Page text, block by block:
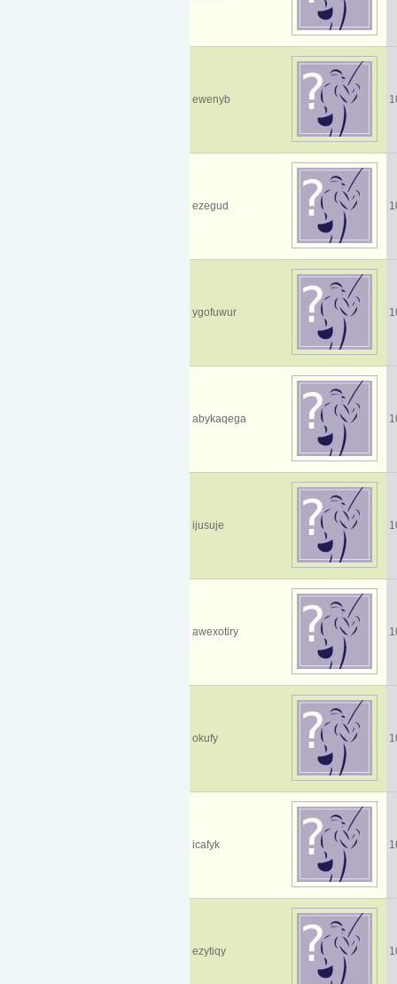
ewenyb
ezegud
ygofuwur
abykaqega
ijusuje
awexotiry
okufy
icafyk
ezytiqy